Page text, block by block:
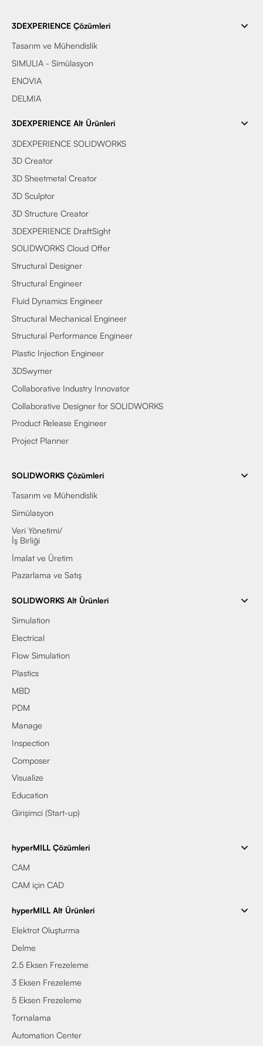
3DEXPERIENCE Çözümleri
Tasarım ve Mühendislik
SIMULIA - Simülasyon
ENOVIA
DELMIA
3DEXPERIENCE Alt Ürünleri
3DEXPERIENCE SOLIDWORKS
3D Creator
3D Sheetmetal Creator
3D Sculptor
3D Structure Creator
3DEXPERIENCE DraftSight
SOLIDWORKS Cloud Offer
Structural Designer
Structural Engineer
Fluid Dynamics Engineer
Structural Mechanical Engineer
Structural Performance Engineer
Plastic Injection Engineer
3DSwymer
Collaborative Industry Innovator
Collaborative Designer for SOLIDWORKS
Product Release Engineer
Project Planner
SOLIDWORKS Çözümleri
Tasarım ve Mühendislik
Simülasyon
Veri Yönetimi/
İş Birliği
İmalat ve Üretim
Pazarlama ve Satış
SOLIDWORKS Alt Ürünleri
Simulation
Electrical
Flow Simulation
Plastics
MBD
PDM
Manage
Inspection
Composer
Visualize
Education
Girişimci (Start-up)
hyperMILL Çözümleri
CAM
CAM için CAD
hyperMILL Alt Ürünleri
Elektrot Oluşturma
Delme
2.5 Eksen Frezeleme
3 Eksen Frezeleme
5 Eksen Frezeleme
Tornalama
Automation Center